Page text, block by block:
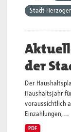
Stadt
der
Der
Haushaltsjahr
voraussichtlich
Einzahlungen,...
PDF